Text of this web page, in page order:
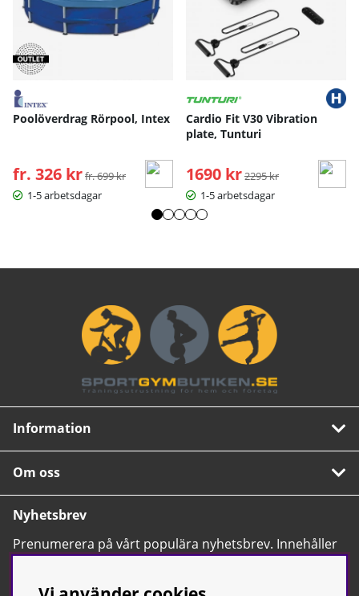
Poolöverdrag Rörpool, Intex
fr. 326 kr Ordinarie pris:
fr. 699 kr
1-5 arbetsdagar
Cardio Fit V30 Vibration
plate, Tunturi
1690 kr Ordinarie pris:
2295 kr
1-5 arbetsdagar
Information
Om oss
Nyhetsbrev
Prenumerera på vårt populära nyhetsbrev. Innehåller
tips, nyheter och våra allra bästa erbjudanden.